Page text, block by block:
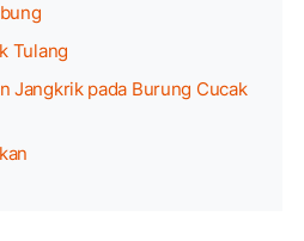
Tulang
Jangkrik pada Burung Cucak